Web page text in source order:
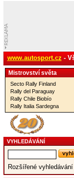
www.autosport.cz -
Mistrovství­ světa
Secto Rally Finland
Rally del Paraguay
Rally Chile Biobío
Rally Italia Sardegna
VYHLEDÁVÁNÍ
Rozšířené vyhledávání